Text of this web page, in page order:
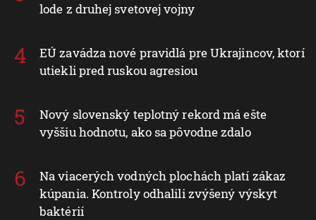
lode z druhej svetovej vojny
EÚ zavádza nové pravidlá pre Ukrajincov, ktorí
utiekli pred ruskou agresiou
Nový slovenský teplotný rekord má ešte
vyššiu hodnotu, ako sa pôvodne zdalo
Na viacerých vodných plochách platí zákaz
kúpania. Kontroly odhalili zvýšený výskyt
baktérií